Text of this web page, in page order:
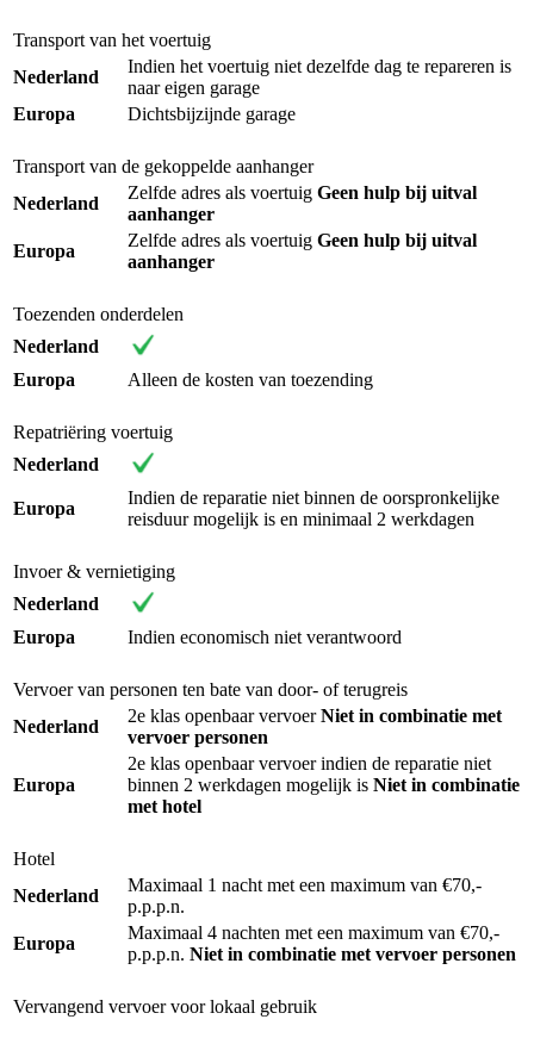
Transport van het voertuig
Nederland
Indien het voertuig niet dezelfde dag te repareren is
naar eigen garage
Europa
Dichtsbijzijnde garage
Transport van de gekoppelde aanhanger
Nederland
Zelfde adres als voertuig Geen hulp bij uitval
aanhanger
Europa
Zelfde adres als voertuig Geen hulp bij uitval
aanhanger
Toezenden onderdelen
Nederland
Europa
Alleen de kosten van toezending
Repatriëring voertuig
Nederland
Europa
Indien de reparatie niet binnen de oorspronkelijke
reisduur mogelijk is en minimaal 2 werkdagen
Invoer & vernietiging
Nederland
Europa
Indien economisch niet verantwoord
Vervoer van personen ten bate van door- of terugreis
Nederland
2e klas openbaar vervoerNiet in combinatie met
vervoer personen
Europa
2e klas openbaar vervoer indien de reparatie niet
binnen 2 werkdagen mogelijk is Niet in combinatie
met hotel
Hotel
Nederland
Maximaal 1 nacht met een maximum van €70,-
p.p.p.n.
Europa
Maximaal 4 nachten met een maximum van €70,-
p.p.p.n. Niet in combinatie met vervoer personen
Vervangend vervoer voor lokaal gebruik